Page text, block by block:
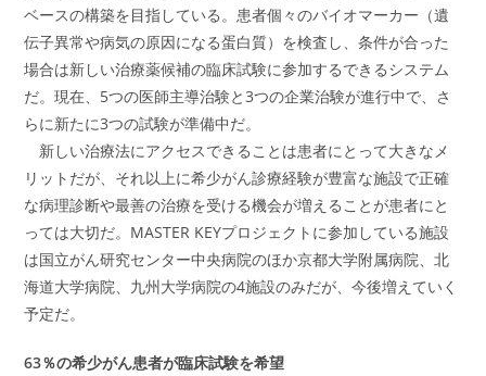
ベースの構築を目指している。患者個々のバイオマーカー（遺
伝子異常や病気の原因になる蛋白質）を検査し、条件が合った
場合は新しい治療薬候補の臨床試験に参加するできるシステム
だ。現在、5つの医師主導治験と3つの企業治験が進行中で、さ
らに新たに3つの試験が準備中だ。
新しい治療法にアクセスできることは患者にとって大きなメ
リットだが、それ以上に希少がん診療経験が豊富な施設で正確
な病理診断や最善の治療を受ける機会が増えることが患者にと
っては大切だ。MASTER KEYプロジェクトに参加している施設
は国立がん研究センター中央病院のほか京都大学附属病院、北
海道大学病院、九州大学病院の4施設のみだが、今後増えていく
予定だ。
63％の希少がん患者が臨床試験を希望